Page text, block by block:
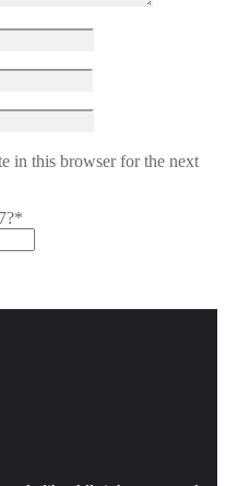
in this browser for the next